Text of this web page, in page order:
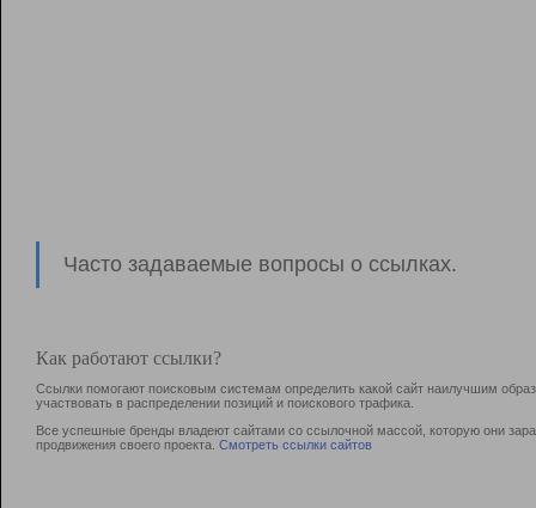
Часто задаваемые вопросы о ссылках.
Как работают ссылки?
Ссылки помогают поисковым системам определить какой сайт наилучшим
участвовать в раcпределении позиций и поискового трафика.
Все успешные бренды владеют сайтами со ссылочной массой, которую они
продвижения своего проекта. Смотреть ссылки сайтов